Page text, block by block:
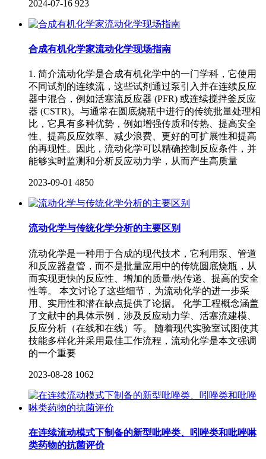
2024-07-16 923
合成有机化学家流动化学现场指南
1. 简介流动化学是合成有机化学中的一门学科，它使用
不同试剂的连续流，这些试剂通过泵引入并在连续反应
器中混合，例如活塞流反应器 (PFR) 或连续搅拌釜反应
器 (CSTR)。与通常在圆底烧瓶中进行的传统批量处理相
比，它具有多种优势，例如增强传质和传热、提高安全
性、提高反应效率、减少浪费、更好的可扩展性和提高
的再现性。因此，流动化学可以精确控制反应条件，并
能够实时监测和分析反应动力学，从而产生高质量
2023-09-01 4850
流动化学与传统化学分析的主要区别
流动化学是一种用于合成的现代技术，它利用泵、管道
和反应器盘管，而不是批量应用中的传统圆底烧瓶，从
而实现更快的反应性、增加的质量/热传递、提高的安全
性等。 本文讨论了这些细节，为流动化学的进一步采
用、实用性和潜在缺点提供了论据。 化学工程概念涵盖
了文献中的具体示例，涉及反应动力学、活塞流建模、
反应分析（在线和在线）等。 随着现代实验室试图使其
技能多样化并采用最佳工作流程，流动化学是本文强调
的一个重要
2023-08-28 1062
在连续流动模式下制备的新型吡唑类、吲唑类和吡唑啉
类药物的抗菌评价